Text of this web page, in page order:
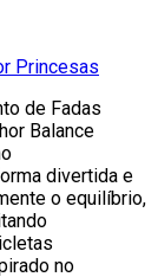
Princesas
de Fadas
Balance
divertida e
o equilíbrio,
no